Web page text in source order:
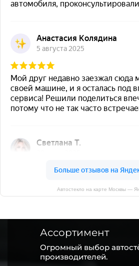
Автостекло на карте Москвы —
Ассортимент
Огромный выбор
производителей.